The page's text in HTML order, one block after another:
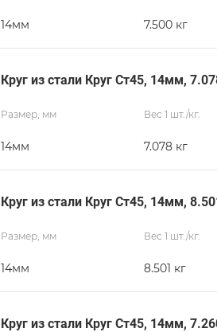
14мм 7.500 кг
Круг из стали Круг Ст45, 14мм,
Размер, мм
14мм
Вес 1 шт./кг.
7.078 кг
Круг из стали Круг Ст45, 14мм,
Размер, мм
14мм
Вес 1 шт./кг.
8.501 кг
Круг из стали Круг Ст45, 14мм,